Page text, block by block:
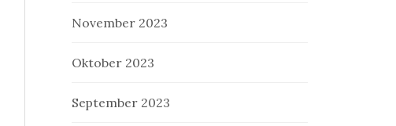
November 2023
Oktober 2023
September 2023